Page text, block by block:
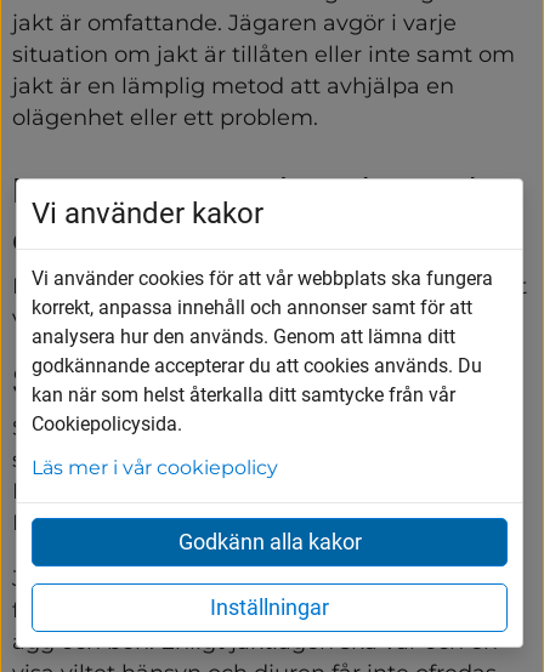
jakt är omfattande. Jägaren avgör i varje
situation om jakt är tillåten eller inte samt om
jakt är en lämplig metod att avhjälpa en
olägenhet eller ett problem.
Rapportering av olägenhet, sjukt
eller skadat vilt
Rapportering av olägenheter, sjukt eller skadat
vilt görs till kommunjägare via e-post.
Skyddsjakt
Skyddsjakt är jakt som bedrivs för att förhindra
skador på till exempel boskap och åkermark.
Du ansöker om tillstånd för skyddsjakt hos
Länsstyrelsen.
Jaktlagen säger att alla djur och fåglar är
fredade (skyddade). Fredningen gäller även
ägg och bon. Enligt jaktlagen ska var och en
Vi använder kakor
Vi använder cookies för att vår webbplats ska fungera
korrekt, anpassa innehåll och annonser samt för att
analysera hur den används. Genom att lämna ditt
godkännande accepterar du att cookies används. Du
kan när som helst återkalla ditt samtycke från vår
Cookiepolicysida.
Läs mer i vår cookiepolicy
Godkänn alla kakor
Inställningar